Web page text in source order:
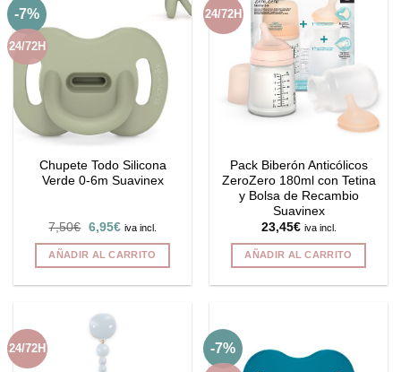
-7%
24/72H
Chupete Todo Silicona
Verde 0-6m Suavinex
7,50€ El
original
era:
6,95€El
actual
es:
iva incl.
AÑADIR AL CARRITO
24/72H
Pack Biberón Anticólicos
ZeroZero 180ml con Tetina
y Bolsa de Recambio
Suavinex
23,45€ iva incl.
AÑADIR AL CARRITO
24/72H -7%